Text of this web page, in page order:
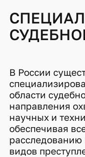
В России
области
направления
научных и
обеспечивая
видов